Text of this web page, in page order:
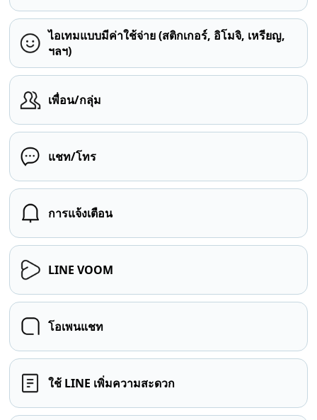
ไอเทมแบบมีค่าใช้จ่าย (สติกเกอร์, อิโมจิ, เหรียญ,
ฯลฯ)
เพื่อน/กลุ่ม
แชท/โทร
การแจ้งเตือน
LINE VOOM
โอเพนแชท
ใช้ LINE เพิ่มความสะดวก